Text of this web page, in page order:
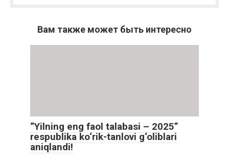
Вам также может быть интересно
“Yilning eng faol talabasi – 2025”
respublika ko‘rik-tanlovi g‘oliblari
aniqlandi!